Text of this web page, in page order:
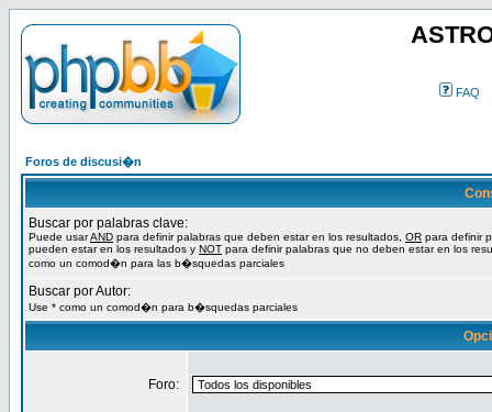
FAQ
Foros de discusi�n
Buscar por palabras clave:
Puede usarAND para definir palabras que deben estar en los resultados, OR para definir
pueden estar en los resultados y NOT para definir palabras que no deben estar en los
como un comod�n para las b�squedas parciales
Buscar por Autor:
Use * como un comod�n para b�squedas parciales
Foro: